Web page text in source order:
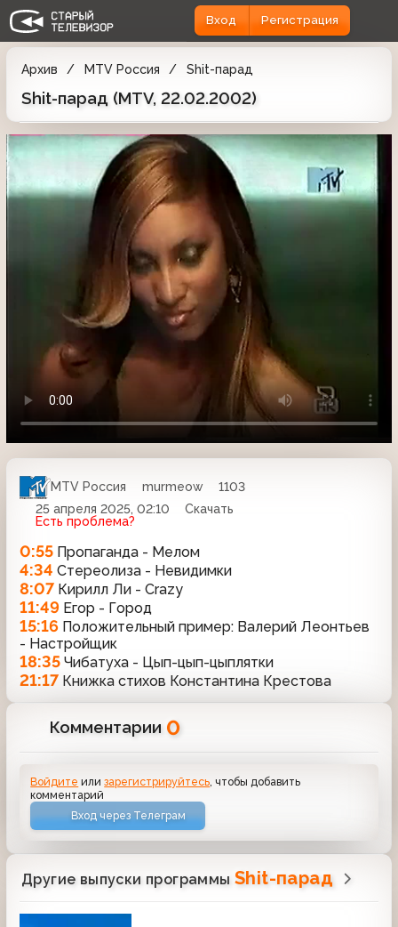
Вход Регистрация
Архив MTV Россия Shit-парад
Shit-парад (MTV, 22.02.2002)
MTV Россия murmeow
1103
25 апреля 2025, 02:10
Скачать
Есть проблема?
0:55 Пропаганда - Мелом
4:34 Стереолиза - Невидимки
8:07 Кирилл Ли - Crazy
11:49 Егор - Город
15:16 Положительный пример: Валерий Леонтьев
- Настройщик
18:35 Чибатуха - Цып-цып-цыплятки
21:17 Книжка стихов Константина Крестова
Комментарии 0
Войдите илизарегистрируйтесь , чтобы добавить
комментарий
Вход через Телеграм
Другие выпуски программы Shit-парад